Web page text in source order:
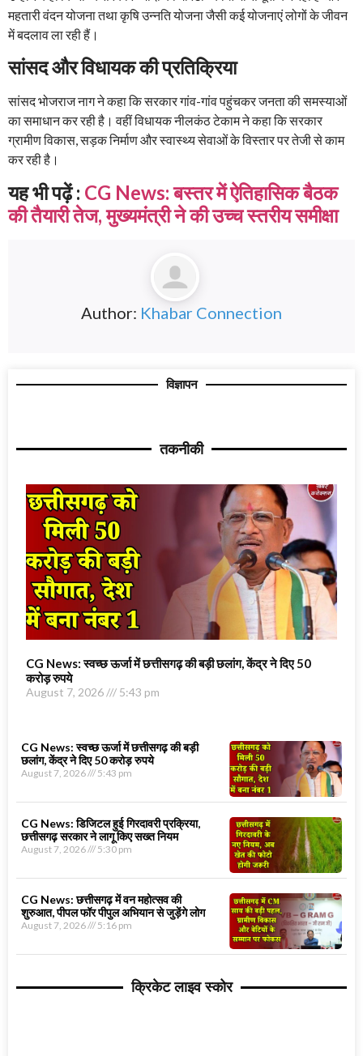
महतारी वंदन योजना तथा कृषि उन्नति योजना जैसी कई योजनाएं लोगों के जीवन
में बदलाव ला रही हैं।
सांसद और विधायक की प्रतिक्रिया
सांसद भोजराज नाग ने कहा कि सरकार गांव-गांव पहुंचकर जनता की समस्याओं
का समाधान कर रही है। वहीं विधायक नीलकंठ टेकाम ने कहा कि सरकार
ग्रामीण विकास, सड़क निर्माण और स्वास्थ्य सेवाओं के विस्तार पर तेजी से काम
कर रही है।
यह भी पढ़ें : CG News: बस्तर में ऐतिहासिक बैठक
की तैयारी तेज, मुख्यमंत्री ने की उच्च स्तरीय समीक्षा
Author: Khabar Connection
विज्ञापन
तकनीकी
CG News: स्वच्छ ऊर्जा में छत्तीसगढ़ की बड़ी छलांग, केंद्र ने दिए 50
करोड़ रुपये
August 7, 2026 5:43 pm
CG News: स्वच्छ ऊर्जा में छत्तीसगढ़ की बड़ी
छलांग, केंद्र ने दिए 50 करोड़ रुपये
August 7, 2026 5:43 pm
CG News: डिजिटल हुई गिरदावरी प्रक्रिया,
छत्तीसगढ़ सरकार ने लागू किए सख्त नियम
August 7, 2026 5:30 pm
CG News: छत्तीसगढ़ में वन महोत्सव की
शुरुआत, पीपल फॉर पीपुल अभियान से जुड़ेंगे लोग
August 7, 2026 5:16 pm
क्रिकेट लाइव स्कोर